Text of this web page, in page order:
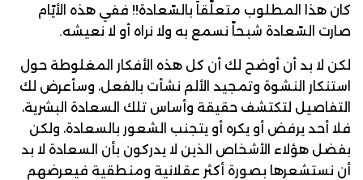
كان هذا المطلوب متعلّقاً بالسّعادة!! ففي هذه الأيّام
صارت السّعادة شبحاّ نسمع به ولا نراه أو لا نعيشه.
لكن لا بد أن أوضح لك أن كل هذه الأفكار المغلوطة حول
استنكار النشوة وتمجيد الألم نشأت بالفعل، وسأعرض لك
التفاصيل لتكتشف حقيقة وأساس تلك السعادة البشرية،
فلا أحد يرفض أو يكره أو يتجنب الشعور بالسعادة، ولكن
بفضل هؤلاء الأشخاص الذين لا يدركون بأن السعادة لا بد
أن نستشعرها بصورة أكثر عقلانية ومنطقية فيعرضهم